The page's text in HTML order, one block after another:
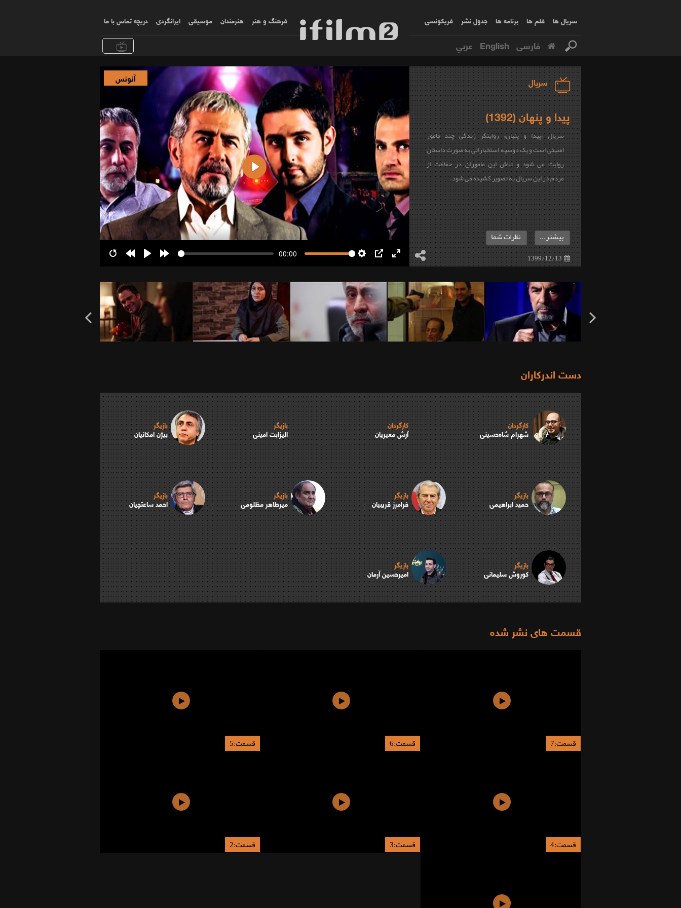
سریال ها فلم ها برنامه ها جدول نشر فریکونسی فرهنگ و هنر هنرمندان موسیقی ایرانگردی دریچه تماس با ما
فارسی English عربي
سریال
پیدا و پنهان (1392)
سریال «پیدا و پنهان» روایتگر زندگی چند مامور
امنیتی است و یک دوسیه استخباراتی به صورت داستان
روایت می شود و تلاش این ماموران در حفاظت از
مردم در این سریال به تصویر کشیده می شود.
1399/12/13
بیشتر... نظرات شما
00:00
Enter
fullscreen
Play
آنونس
دست اندرکاران
کارگردان
شهرام شاه‌حسینی
کارگردان
آرش معیریان
بازیگر
الیزابت امینی
بازیگر
بیژن امکانیان
بازیگر
حمید ابراهیمی
بازیگر
فرامرز قریبیان
بازیگر
میرطاهر مظلومی
بازیگر
احمد ساعتچیان
بازیگر
کوروش سلیمانی
بازیگر
امیرحسین آرمان
قسمت های نشر شده
قسمت:7 قسمت:6 قسمت:5
قسمت:4 قسمت:3 قسمت:2